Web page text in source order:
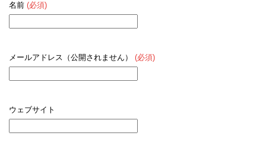
名前 (必須)
メールアドレス（公開されません） (必須)
ウェブサイト